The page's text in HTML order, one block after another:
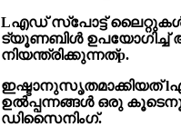
Lഎഡ് സ്പോട്ട്
ട്യൂണബിൾ ഉപയോഗിച്ച്
നിയന്ത്രിക്കുന്നത്p.
ഇഷ്ടാനുസൃതമാക്കിയത് l
ഉൽപ്പന്നങ്ങൾ ഒരു കൂടെ
ഡിസൈനിംഗ്.